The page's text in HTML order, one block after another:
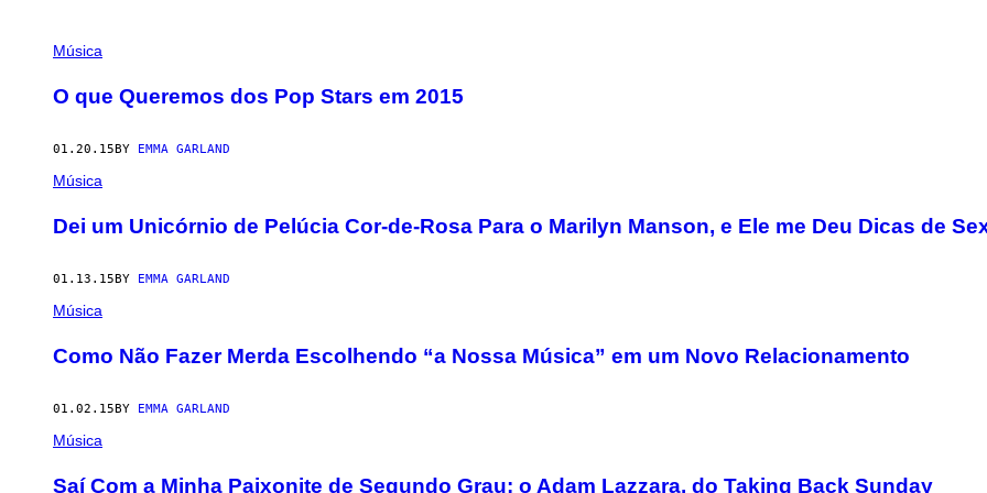
POSTS
BY
THIS
AUTHOR
Música
O que Queremos dos Pop Stars em 2015
01.20.15 BY EMMA GARLAND
Música
Dei um Unicórnio de Pelúcia Cor-de-Rosa Para o Marilyn Manson, e Ele me Deu Dicas de
01.13.15 BY EMMA GARLAND
Música
Como Não Fazer Merda Escolhendo “a Nossa Música” em um Novo Relacionamento
01.02.15 BY EMMA GARLAND
Música
Saí Com a Minha Paixonite de Segundo Grau: o Adam Lazzara, do Taking Back Sunday